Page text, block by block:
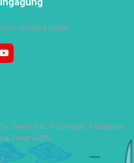
merdeka belajar
Tanen, Kec. Rejotangan, Kabupaten
Timur 66293